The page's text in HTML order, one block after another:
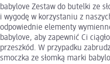
babylove Zestaw do butelki ze
i wygodę w korzystaniu z
odpowiednie elementy
babylove, aby zapewnić Ci
przeszkód. W przypadku
smoczka ze słomką marki